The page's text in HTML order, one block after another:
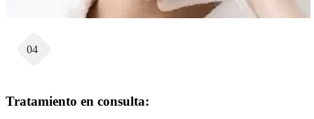
04
Tratamiento en consulta: